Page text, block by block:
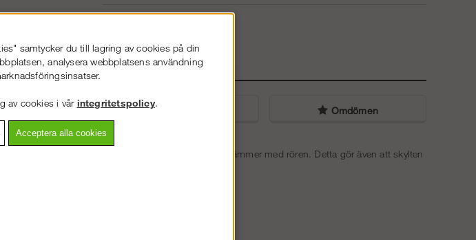
info Vanliga frågor Omdömen
vertikala rör att fästa skyltarna i.
kan justera dem i sidled så hålen i dina skyltar stämmer med rören. Detta gör även att skylten
annars kan sitta i vägen.
samtycker du till lagring av cookies på din
analysera webbplatsens användning
av cookies i vår integritetspolicy.
Acceptera alla cookies
STÄLLNING.SE